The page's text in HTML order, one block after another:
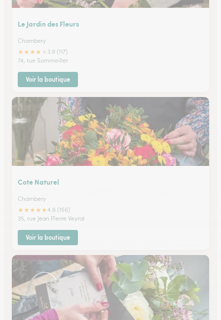
Le Jardin des Fleurs
Chambery
★★★★
3.9 (117)
74, rue Sommeiller
Voir la boutique
Cote Naturel
Chambery
★★★★★4.6 (156)
35, rue Jean Pierre Veyrat
Voir la boutique